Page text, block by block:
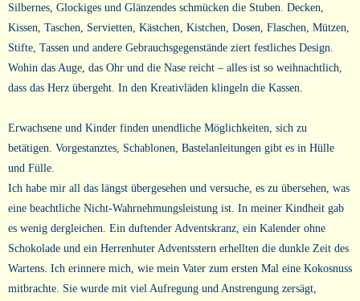
Silbernes, Glockiges und Glänzendes schmücken die Stuben. Decken,
Kissen, Taschen, Servietten, Kästchen, Kistchen, Dosen, Flaschen, Mützen,
Stifte, Tassen und andere Gebrauchsgegenstände ziert festliches Design.
Wohin das Auge, das Ohr und die Nase reicht – alles ist so weihnachtlich,
dass das Herz übergeht. In den Kreativläden klingeln die Kassen.
Erwachsene und Kinder finden unendliche Möglichkeiten, sich zu
betätigen. Vorgestanztes, Schablonen, Bastelanleitungen gibt es in Hülle
und Fülle.
Ich habe mir all das längst übergesehen und versuche, es zu übersehen, was
eine beachtliche Nicht-Wahrnehmungsleistung ist. In meiner Kindheit gab
es wenig dergleichen. Ein duftender Adventskranz, ein Kalender ohne
Schokolade und ein Herrenhuter Adventsstern erhellten die dunkle Zeit des
Wartens. Ich erinnere mich, wie mein Vater zum ersten Mal eine Kokosnuss
mitbrachte. Sie wurde mit viel Aufregung und Anstrengung zersägt,